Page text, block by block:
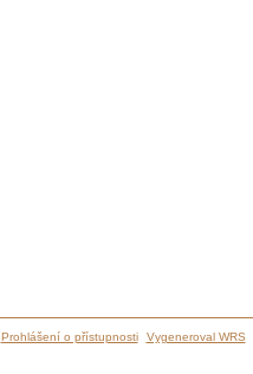
Prohlášení o přístupnosti Vygeneroval WRS